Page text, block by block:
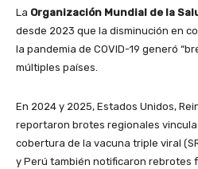
La Organización Mundial de la
desde 2023 que la disminución en
la pandemia de COVID-19 generó
múltiples países.
En 2024 y 2025, Estados Unidos,
reportaron brotes regionales
cobertura de la vacuna triple viral
y Perú también notificaron rebrotes